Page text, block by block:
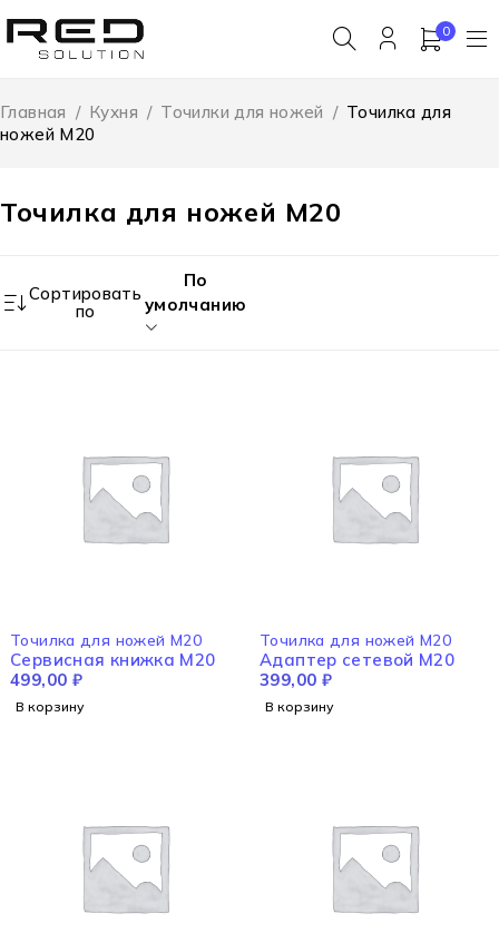
0
Точилка для ножей M20
Главная / Кухня / Точилки для ножей / Точилка для
ножей M20
Сортировать
по
По
умолчанию
Точилка для ножей M20
Cервисная книжка M20
499,00 ₽
В корзину
Точилка для ножей M20
Адаптер сетевой M20
399,00 ₽
В корзину